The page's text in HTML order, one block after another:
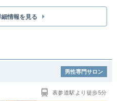
情報を見る
男性専門サロン
表参道駅より徒歩5分